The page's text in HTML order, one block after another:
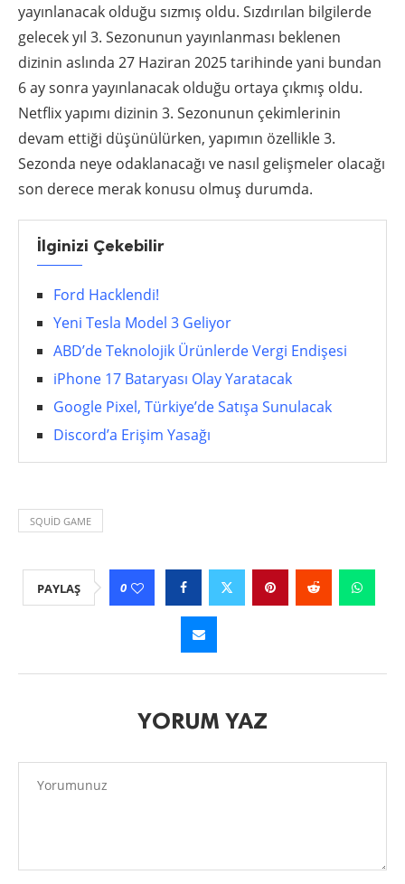
yayınlanacak olduğu sızmış oldu. Sızdırılan bilgilerde
gelecek yıl 3. Sezonunun yayınlanması beklenen
dizinin aslında 27 Haziran 2025 tarihinde yani bundan
6 ay sonra yayınlanacak olduğu ortaya çıkmış oldu.
Netflix yapımı dizinin 3. Sezonunun çekimlerinin
devam ettiği düşünülürken, yapımın özellikle 3.
Sezonda neye odaklanacağı ve nasıl gelişmeler olacağı
son derece merak konusu olmuş durumda.
İlginizi Çekebilir
Ford Hacklendi!
Yeni Tesla Model 3 Geliyor
ABD’de Teknolojik Ürünlerde Vergi Endişesi
iPhone 17 Bataryası Olay Yaratacak
Google Pixel, Türkiye’de Satışa Sunulacak
Discord’a Erişim Yasağı
SQUID GAME
PAYLAŞ 0
YORUM YAZ